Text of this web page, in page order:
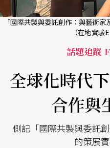
「國際共製與委託創作：與藝術
（在地實驗
話題追蹤
全球化時代
合作與
側記「國際共製與委託
的策展